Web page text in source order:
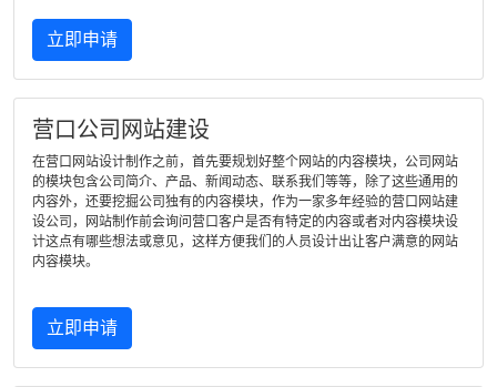
立即申请
营口公司网站建设
在营口网站设计制作之前，首先要规划好整个网站的内容模块，公司网站
的模块包含公司简介、产品、新闻动态、联系我们等等，除了这些通用的
内容外，还要挖掘公司独有的内容模块，作为一家多年经验的营口网站建
设公司，网站制作前会询问营口客户是否有特定的内容或者对内容模块设
计这点有哪些想法或意见，这样方便我们的人员设计出让客户满意的网站
内容模块。
立即申请